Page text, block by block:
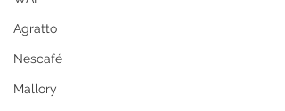
Agratto
Nescafé
Mallory